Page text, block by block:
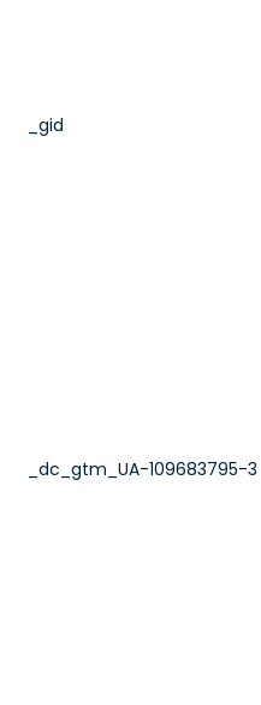
_gid
_dc_gtm_UA-109683795-3